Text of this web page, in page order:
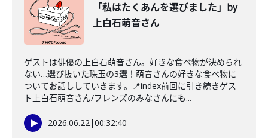
「私はたくあんを選びました」by
上白石萌音さん
ゲストは俳優の上白石萌音さん。好きな食べ物が決められ
ない…選び抜いた珠玉の3選！萌音さんの好きな食べ物に
ついてお話ししていきます。📍index前回に引き続きゲス
ト上白石萌音さん/フレンズのみなさんにも...
2026.06.22|00:32:40